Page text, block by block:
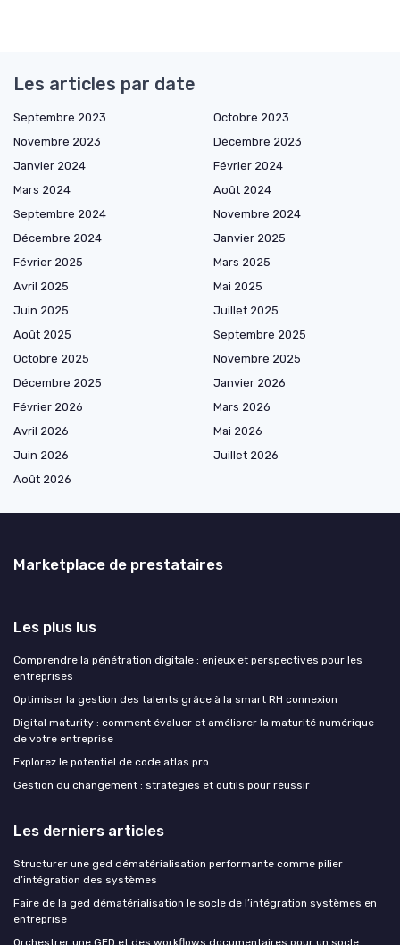
Les articles par date
Septembre 2023
Octobre 2023
Novembre 2023
Décembre 2023
Janvier 2024
Février 2024
Mars 2024
Août 2024
Septembre 2024
Novembre 2024
Décembre 2024
Janvier 2025
Février 2025
Mars 2025
Avril 2025
Mai 2025
Juin 2025
Juillet 2025
Août 2025
Septembre 2025
Octobre 2025
Novembre 2025
Décembre 2025
Janvier 2026
Février 2026
Mars 2026
Avril 2026
Mai 2026
Juin 2026
Juillet 2026
Août 2026
Marketplace de prestataires
Les plus lus
Comprendre la pénétration digitale : enjeux et perspectives pour les
entreprises
Optimiser la gestion des talents grâce à la smart RH connexion
Digital maturity : comment évaluer et améliorer la maturité numérique
de votre entreprise
Explorez le potentiel de code atlas pro
Gestion du changement : stratégies et outils pour réussir
Les derniers articles
Structurer une ged dématérialisation performante comme pilier
d’intégration des systèmes
Faire de la ged dématérialisation le socle de l’intégration systèmes en
entreprise
Orchestrer une GED et des workflows documentaires pour un socle